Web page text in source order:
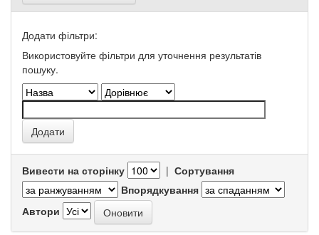
Додати фільтри:
Використовуйте фільтри для уточнення результатів
пошуку.
Вивести на сторінку | Сортування
Впорядкування
Автори